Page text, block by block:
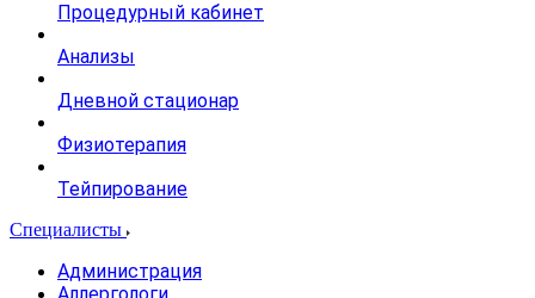
Процедурный кабинет
Анализы
Дневной стационар
Физиотерапия
Тейпирование
Специалисты
Администрация